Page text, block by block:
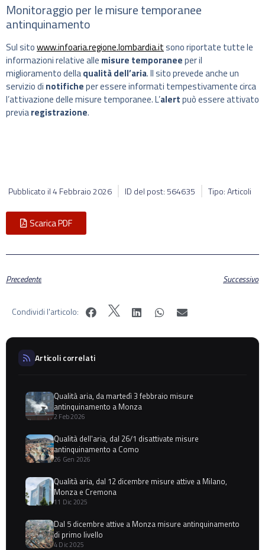
Monitoraggio per le misure temporanee
antinquinamento
Sul sitowww.infoaria.regione.lombardia.itsono riportate tutte le
informazioni relative alle misure temporaneeper il
miglioramento dellaqualità dell’aria. Il sito prevede anche un
servizio di notificheper essere informati tempestivamente circa
l’attivazione delle misure temporanee. L’alertpuò essere attivato
previaregistrazione.
Pubblicato il4 Febbraio 2026 ID del post: 564635 Tipo: Articoli
Scarica PDF
Precedente Successivo
Condividi l'articolo:
Articoli correlati
Qualità aria, da martedì 3 febbraio misure
antinquinamento a Monza
2 Feb 2026
Qualità dell'aria, dal 26/1 disattivate misure
antinquinamento a Como
26 Gen 2026
Qualità aria, dal 12 dicembre misure attive a Milano,
Monza e Cremona
11 Dic 2025
Dal 5 dicembre attive a Monza misure antinquinamento
di primo livello
4 Dic 2025